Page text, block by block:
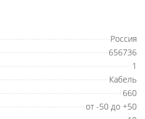
Россия
656736
1
Кабель
660
от -50 до +50